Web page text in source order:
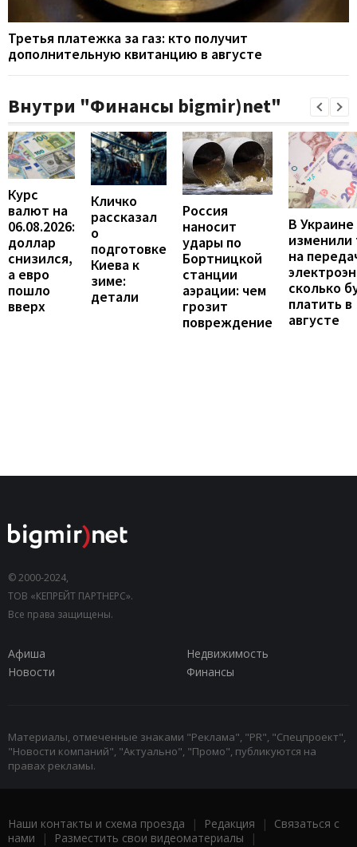
Третья платежка за газ: кто получит
дополнительную квитанцию в августе
Внутри "Финансы bigmir)net"
Курс
валют на
06.08.2026:
доллар
снизился,
а евро
пошло
вверх
Кличко
рассказал
о
подготовке
Киева к
зиме:
детали
Россия
наносит
удары по
Бортницкой
станции
аэрации: чем
грозит
повреждение
В Украине
на
сколько
платить в
августе
© 2000-2024,
ТОВ «КЕПРЕЙТ ПАРТНЕРС».
Все права защищены.
Афиша
Недвижимость
Новости
Финансы
Материалы, отмеченные знаками "Реклама", "PR", "Спецпроект",
"Новости компаний", "Актуально", "Промо", публикуются на
правах рекламы.
Наши контакты и схема проезда | Редакция | Связаться с
нами | Разместить свои видеоматериалы |